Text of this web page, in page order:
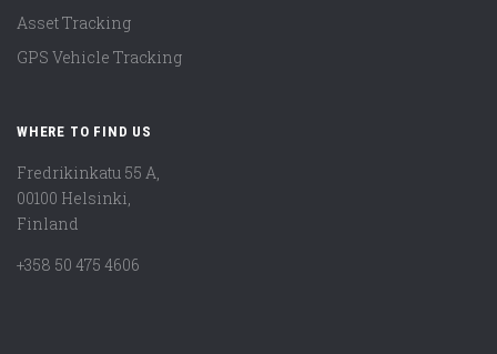
Asset Tracking
GPS Vehicle Tracking
WHERE TO FIND US
Fredrikinkatu 55 A,
00100 Helsinki,
Finland
+358 50 475 4606